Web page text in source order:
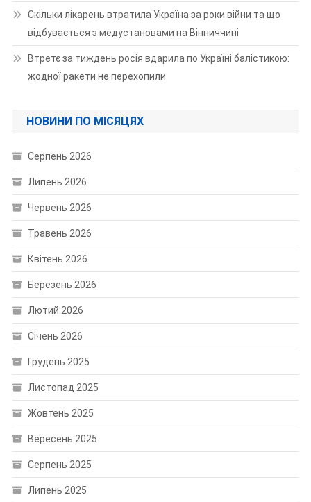
Скільки лікарень втратила Україна за роки війни та що
відбувається з медустановами на Вінниччині
Втретє за тиждень росія вдарила по Україні балістикою:
жодної ракети не перехопили
НОВИНИ ПО МІСЯЦЯХ
Серпень 2026
Липень 2026
Червень 2026
Травень 2026
Квітень 2026
Березень 2026
Лютий 2026
Січень 2026
Грудень 2025
Листопад 2025
Жовтень 2025
Вересень 2025
Серпень 2025
Липень 2025